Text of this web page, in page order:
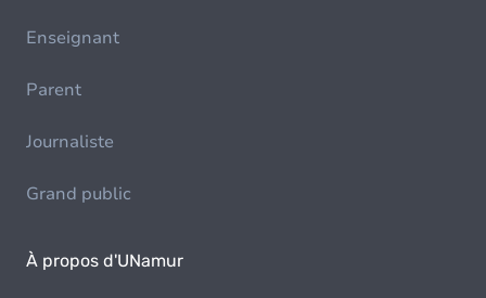
Enseignant
Parent
Journaliste
Grand public
À propos d'UNamur